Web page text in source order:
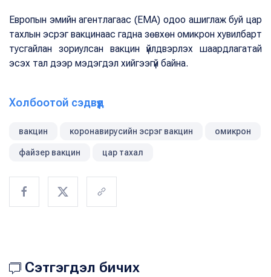
Европын эмийн агентлагаас (EMA) одоо ашиглаж буй цар
тахлын эсрэг вакцинаас гадна зөвхөн омикрон хувилбарт
тусгайлан зориулсан вакцин үйлдвэрлэх шаардлагатай
эсэх тал дээр мэдэгдэл хийгээгүй байна.
Холбоотой сэдвүүд
вакцин коронавирусийн эсрэг вакцин омикрон
файзер вакцин цар тахал
Сэтгэгдэл бичих